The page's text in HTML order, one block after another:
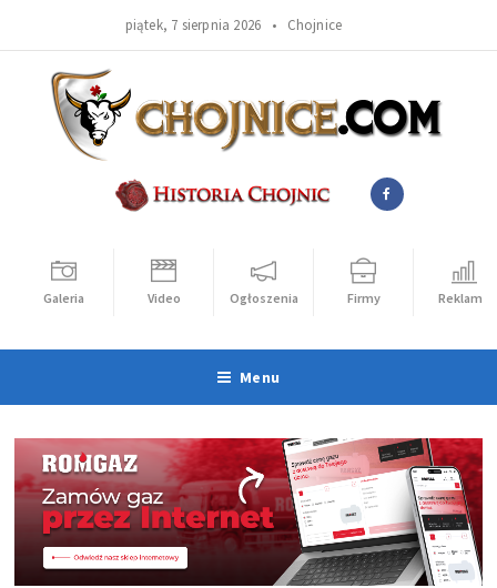
piątek, 7 sierpnia 2026 • Chojnice
Galeria Video Ogłoszenia Firmy Reklama
Menu